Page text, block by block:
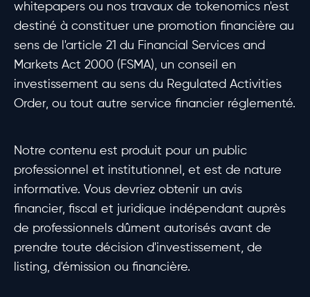
whitepapers ou nos travaux de tokenomics n'est
destiné à constituer une promotion financière au
sens de l'article 21 du Financial Services and
Markets Act 2000 (FSMA), un conseil en
investissement au sens du Regulated Activities
Order, ou tout autre service financier réglementé.
Notre contenu est produit pour un public
professionnel et institutionnel, et est de nature
informative. Vous devriez obtenir un avis
financier, fiscal et juridique indépendant auprès
de professionnels dûment autorisés avant de
prendre toute décision d'investissement, de
listing, d'émission ou financière.